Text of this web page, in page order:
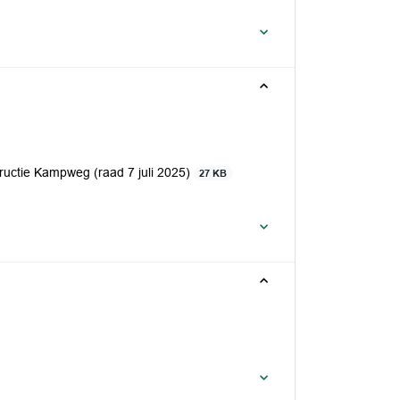
Kampweg (raad 7 juli 2025) 27 KB